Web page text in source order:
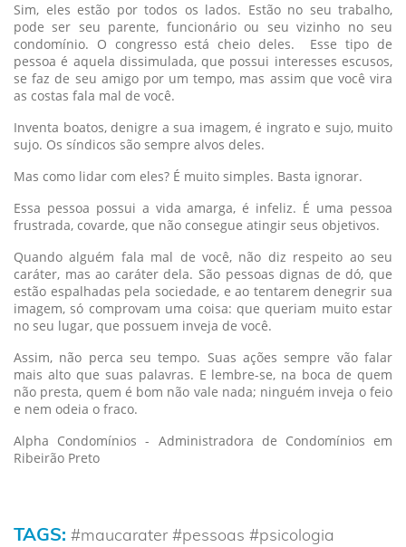
Sim, eles estão por todos os lados. Estão no seu trabalho,
pode ser seu parente, funcionário ou seu vizinho no seu
condomínio. O congresso está cheio deles. Esse tipo de
pessoa é aquela dissimulada, que possui interesses escusos,
se faz de seu amigo por um tempo, mas assim que você vira
as costas fala mal de você.
Inventa boatos, denigre a sua imagem, é ingrato e sujo, muito
sujo. Os síndicos são sempre alvos deles.
Mas como lidar com eles? É muito simples. Basta ignorar.
Essa pessoa possui a vida amarga, é infeliz. É uma pessoa
frustrada, covarde, que não consegue atingir seus objetivos.
Quando alguém fala mal de você, não diz respeito ao seu
caráter, mas ao caráter dela. São pessoas dignas de dó, que
estão espalhadas pela sociedade, e ao tentarem denegrir sua
imagem, só comprovam uma coisa: que queriam muito estar
no seu lugar, que possuem inveja de você.
Assim, não perca seu tempo. Suas ações sempre vão falar
mais alto que suas palavras. E lembre-se, na boca de quem
não presta, quem é bom não vale nada; ninguém inveja o feio
e nem odeia o fraco.
Alpha Condomínios - Administradora de Condomínios em
Ribeirão Preto
TAGS: #maucarater #pessoas #psicologia